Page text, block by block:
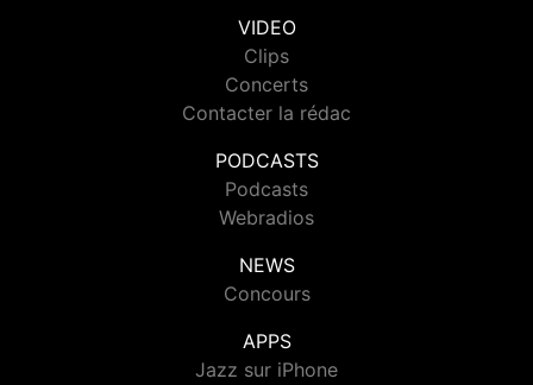
VIDEO
Clips
Concerts
Contacter la rédac
PODCASTS
Podcasts
Webradios
NEWS
Concours
APPS
Jazz sur iPhone